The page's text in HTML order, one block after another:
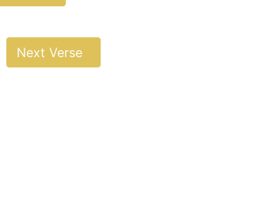
Next Verse